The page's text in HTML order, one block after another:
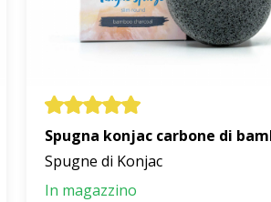
Spugna konjac carbone di
Spugne di Konjac
In magazzino